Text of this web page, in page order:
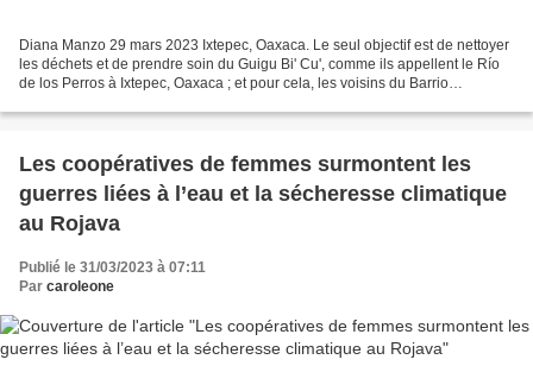
Diana Manzo 29 mars 2023 Ixtepec, Oaxaca. Le seul objectif est de nettoyer
les déchets et de prendre soin du Guigu Bi' Cu', comme ils appellent le Río
de los Perros à Ixtepec, Oaxaca ; et pour cela, les voisins du Barrio
Les coopératives de femmes surmontent les
guerres liées à l’eau et la sécheresse climatique
au Rojava
Publié le 31/03/2023 à 07:11
Par caroleone